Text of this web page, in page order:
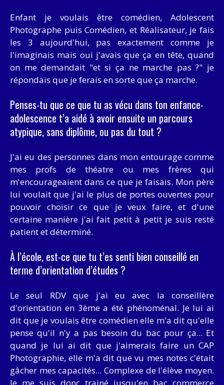
Enfant je voulais être comédien, Adolescent
Photographe puis Comédien, et Réalisateur, je fais
les 3 aujourd'hui, pas exactement comme je
l'imaginais mais oui j'avais que ça en tête, quand
on me demandait "et si ça ne marche pas ?" je
répondais que je ferais en sorte que ça marche.
Penses-tu que ce que tu as vécu dans ton enfance-
adolescence t’a aidé à avoir ensuite un parcours
atypique, sans diplôme, ou pas du tout ?
J'ai eu des personnes dans mon entourage comme
mes profs de théatre ou mes frères qui
m'encourageaient dans ce que je faisais. Mon père
lui voulait que j'ai le plus de portes ouvertes pour
pouvoir choisir ce que je veux faire, et d'une
certaine manière j'ai fait petit à petit je suis resté
patient et déterminé.
À l’école, est-ce que tu t’es senti bien conseillé en
terme d’orientation d’études ?
Le seul RDV que j'ai eu avec la conseillère
d'orientation en 3ème a été phénoménal. Je lui ai
dit que je voulais être comédien elle m'a dit qu'elle
pense qu'il n'y a pas besoin du bac pour ça... Et
quand je lui ai dit que j'aimerais faire un CAP
Photographie, elle m'a dit que vu mes notes c'était
gâcher mes capacités... Complexe de l'élève moyen.